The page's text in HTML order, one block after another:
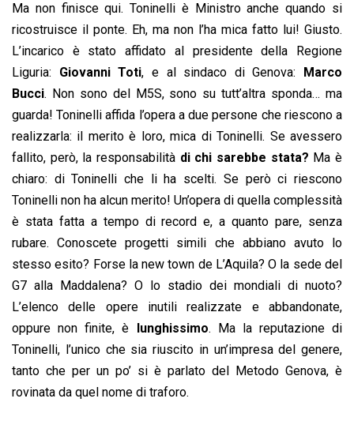
Ma non finisce qui. Toninelli è Ministro anche quando si
ricostruisce il ponte. Eh, ma non l’ha mica fatto lui! Giusto.
L’incarico è stato affidato al presidente della Regione
Liguria: Giovanni Toti, e al sindaco di Genova:
Marco
Bucci. Non sono del M5S, sono su tutt’altra sponda… ma
guarda! Toninelli affida l’opera a due persone che riescono a
realizzarla: il merito è loro, mica di Toninelli. Se avessero
fallito, però, la responsabilità di chi sarebbe stata? Ma è
chiaro: di Toninelli che li ha scelti. Se però ci riescono
Toninelli non ha alcun merito! Un’opera di quella complessità
è stata fatta a tempo di record e, a quanto pare, senza
rubare. Conoscete progetti simili che abbiano avuto lo
stesso esito? Forse la new town de L’Aquila? O la sede del
G7 alla Maddalena? O lo stadio dei mondiali di nuoto?
L’elenco delle opere inutili realizzate e abbandonate,
oppure non finite, è
lunghissimo. Ma la reputazione di
Toninelli, l’unico che sia riuscito in un’impresa del genere,
tanto che per un po’ si è parlato del Metodo Genova, è
rovinata da quel nome di traforo.